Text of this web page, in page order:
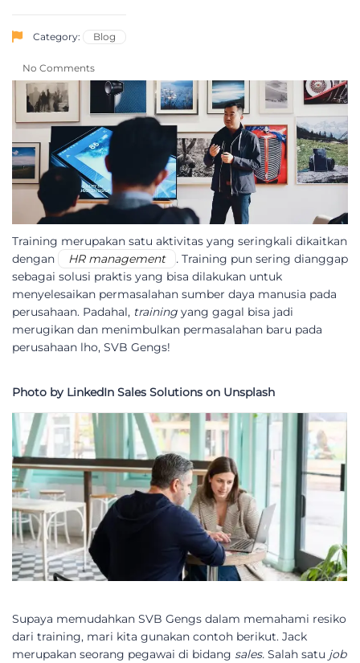
Category: Blog
No Comments
Training merupakan satu aktivitas yang seringkali dikaitkan
dengan
HR management . Training pun sering dianggap
sebagai solusi praktis yang bisa dilakukan untuk
menyelesaikan permasalahan sumber daya manusia pada
perusahaan. Padahal, training yang gagal bisa jadi
merugikan dan menimbulkan permasalahan baru pada
perusahaan lho, SVB Gengs!
Photo by LinkedIn Sales Solutions on Unsplash
Supaya memudahkan SVB Gengs dalam memahami resiko
dari training, mari kita gunakan contoh berikut. Jack
merupakan seorang pegawai di bidang sales. Salah satu job